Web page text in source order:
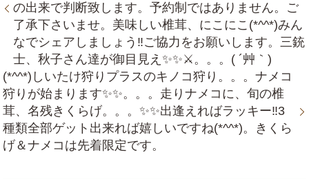
の出来で判断致します。予約制ではありません。ご
了承下さいませ。美味しい椎茸、にこにこ(*^^*)みん
なでシェアしましょう‼ご協力をお願いします。三銃
士、秋子さん達が御目見え✨✨⚔。。。( ´艸｀)
(*^^*)しいたけ狩りプラスのキノコ狩り。。。ナメコ
狩りが始まります✨✨。。。走りナメコに、旬の椎
茸、名残きくらげ。。。✨✨出逢えればラッキー‼3
種類全部ゲット出来れば嬉しいですね(*^^*)。きくら
げ＆ナメコは先着限定です。